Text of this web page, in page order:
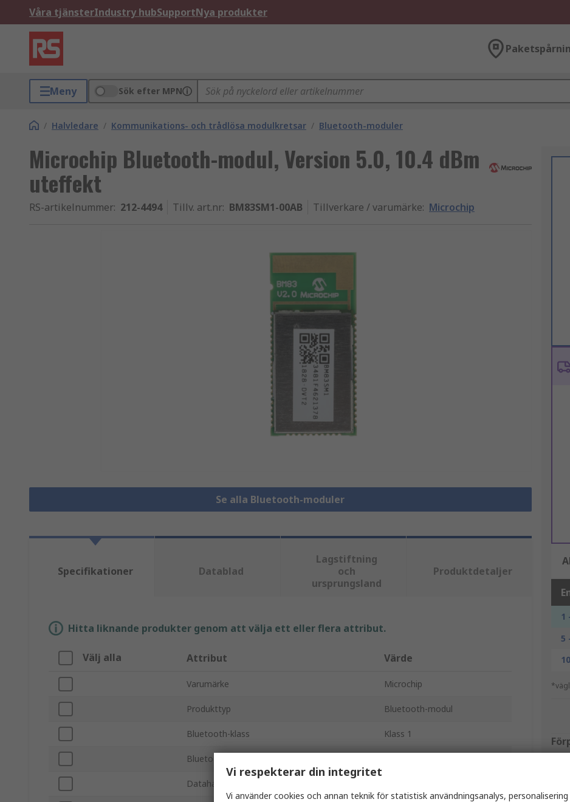
Våra tjänsterIndustry hubSupportNya produkter
Meny Sök efter MPN
/ Halvledare / Kommunikations- och trådlösa modulkretsar / Bluetooth-moduler
Microchip Bluetooth-modul, Version 5.0, 10.4 dBm
uteffekt
RS-artikelnummer: 212-4494 Tillv. art.nr: BM83SM1-00AB Tillverkare / varumärke: Microchip
Se alla Bluetooth-moduler
1
5
Specifikationer Datablad
Lagstiftning
och
ursprungsland
Produktdetaljer
Hitta liknande produkter genom att välja ett eller flera attribut.
Välj alla Attribut Värde
Varumärke Microchip
Produkttyp Bluetooth-modul
Bluetooth-klass Klass 1
Bluetooth-version
Datahastighet
Vi respekterar din integritet
Vi använder cookies och annan teknik för statistisk användningsanalys, personalisering